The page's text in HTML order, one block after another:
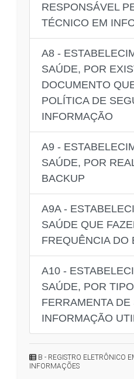
RESPONSÁVEL
TÉCNICO EM
A8 -
SAÚDE, POR
DOCUMENTO
POLÍTICA DE
INFORMAÇÃO
A9 -
SAÚDE, POR
BACKUP
A9A -
SAÚDE QUE
FREQUÊNCIA DO
A10 -
SAÚDE, POR
FERRAMENTA
INFORMAÇÃO
B - REGISTRO ELETRÔNICO
INFORMAÇÕES